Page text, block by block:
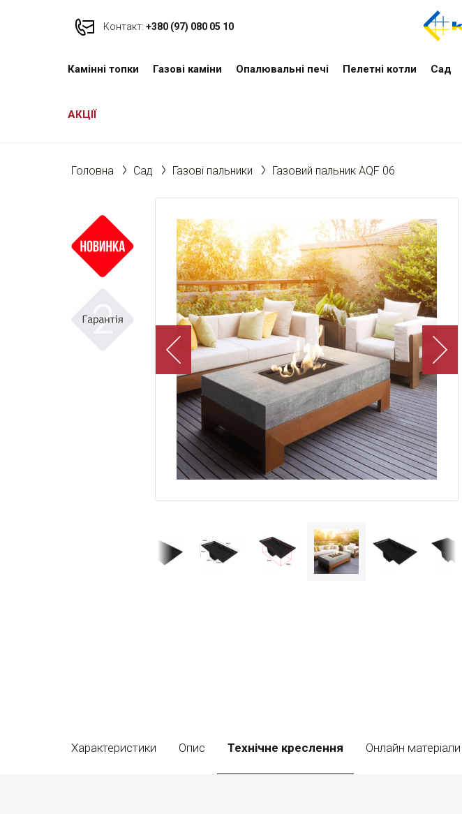
Контакт: +380 (97) 080 05 10
Камінні топки Газові каміни Опалювальні печі Пелетні котли Cад
АКЦІЇ
Головна Cад Газові пальники Газовий пальник AQF 06
Характеристики Опис Технічне креслення Онлайн матеріали